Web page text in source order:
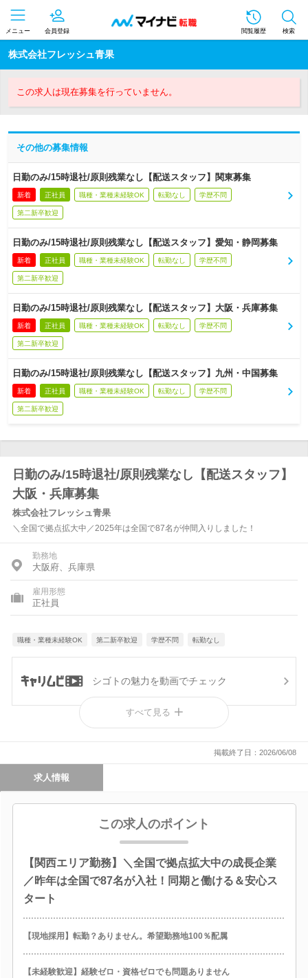
メニュー 会員登録 閲覧履歴 検索
株式会社フレッシュ青果
この求人は現在募集を行っていません。
その他の募集情報
日勤のみ/15時退社/原則残業なし【配送スタッフ】関東募集
新着 正社員 職種・業種未経験OK 転勤なし 学歴不問
第二新卒歓迎
日勤のみ/15時退社/原則残業なし【配送スタッフ】愛知・静岡募集
新着 正社員 職種・業種未経験OK 転勤なし 学歴不問
第二新卒歓迎
日勤のみ/15時退社/原則残業なし【配送スタッフ】大阪・兵庫募集
新着 正社員 職種・業種未経験OK 転勤なし 学歴不問
第二新卒歓迎
日勤のみ/15時退社/原則残業なし【配送スタッフ】九州・中国募集
新着 正社員 職種・業種未経験OK 転勤なし 学歴不問
第二新卒歓迎
日勤のみ/15時退社/原則残業なし【配送スタッフ】
大阪・兵庫募集
株式会社フレッシュ青果
＼全国で拠点拡大中／2025年は全国で87名が仲間入りしました！
勤務地
大阪府、兵庫県
雇用形態
正社員
職種・業種未経験OK 第二新卒歓迎 学歴不問 転勤なし
シゴトの魅力を動画でチェック
出展決定！
すべて見る
掲載終了日：2026/06/08
求人情報
この求人のポイント
【関西エリア勤務】＼全国で拠点拡大中の成長企業
／昨年は全国で87名が入社！同期と働ける＆安心ス
タート
【現地採用】転勤？ありません。希望勤務地100％配属
【未経験歓迎】経験ゼロ・資格ゼロでも問題ありません